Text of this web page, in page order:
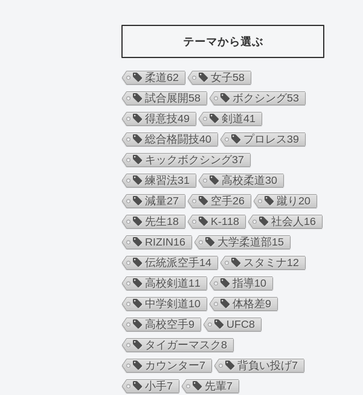
テーマから選ぶ
柔道62 女子58
試合展開58 ボクシング53
得意技49 剣道41
総合格闘技40 プロレス39
キックボクシング37
練習法31 高校柔道30
減量27 空手26 蹴り 20
先生18 K-118 社会人 16
RIZIN16 大学柔道部15
伝統派空手14 スタミナ12
高校剣道11 指導10
中学剣道10 体格差9
高校空手9 UFC8
タイガーマスク8
カウンター7 背負い投げ7
小手7 先輩7